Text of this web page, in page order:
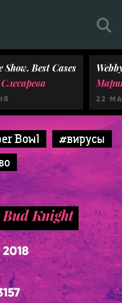
Show. Best Cases
22
Bowl
#вирусы
Knight
2018